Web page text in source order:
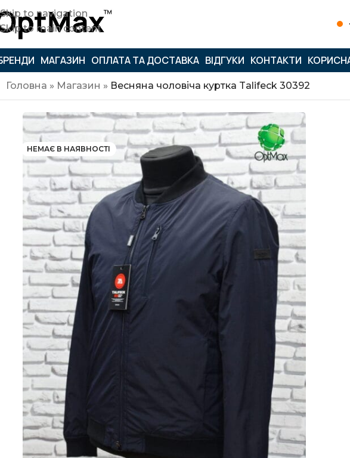
Skip to navigation
Skip to main content
МАГАЗИН ОПЛАТА ТА ДОСТАВКА ВІДГУКИ КОНТАКТИ
Головна » Магазин » Весняна чоловіча куртка Talifeck 30392
НЕМАЄ В НАЯВНОСТІ